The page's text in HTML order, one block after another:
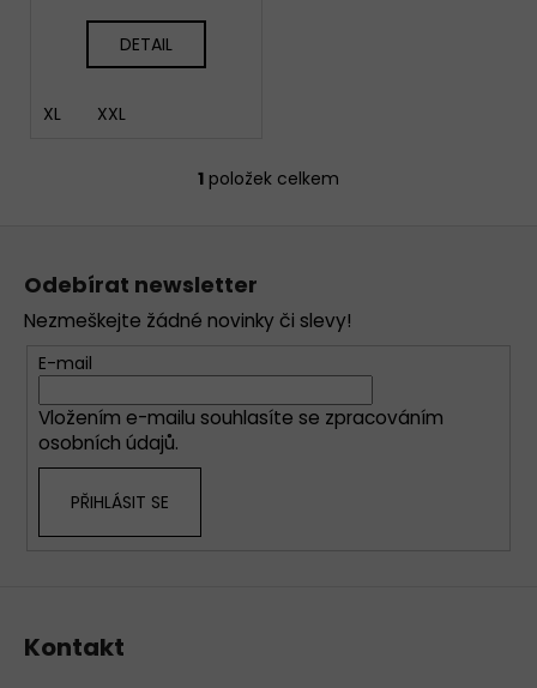
DETAIL
XL XXL
O
a
í
p
r
1 položek celkem
Odebírat newsletter
Nezmeškejte žádné novinky či slevy!
E-mail
Vložením e-mailu souhlasíte se zpracováním
osobních údajů.
PŘIHLÁSIT SE
Kontakt